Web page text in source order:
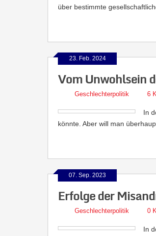
über bestimmte
23. Feb. 2024
Vom Unwohlsein
Geschlechterpolitik 6
In
könnte. Aber will man
07. Sep. 2023
Erfolge der
Geschlechterpolitik 0
In